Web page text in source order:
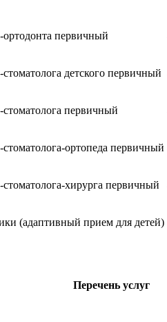
ортодонта первичный
детского первичный
первичный
ортопеда первичный
хирурга первичный
(адаптивный прием для детей)
Перечень услуг